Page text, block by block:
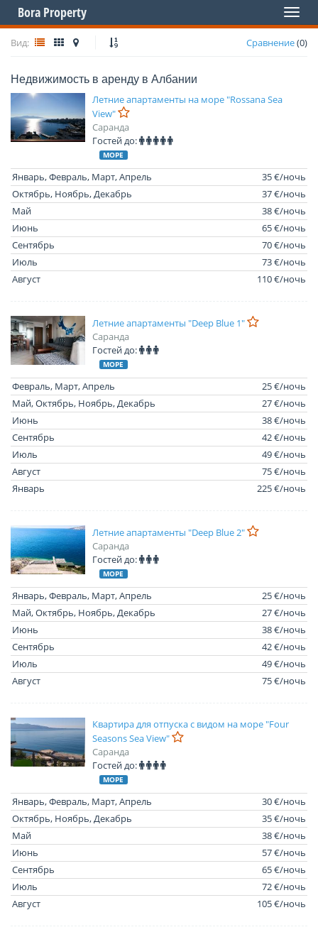
Toggle
Bora Property
Вид: Сравнение(0)
Недвижимость в аренду в Албании
Летние апартаменты на море "Rossana Sea
View"
Саранда
Гостей до:
МОРЕ
Январь, Февраль, Март, Апрель
35 €/ночь
Октябрь, Ноябрь, Декабрь
37 €/ночь
Май
38 €/ночь
Июнь
65 €/ночь
Сентябрь
70 €/ночь
Июль
73 €/ночь
Август
110 €/ночь
Летние апартаменты "Deep Blue 1"
Саранда
Гостей до:
МОРЕ
Февраль, Март, Апрель
25 €/ночь
Май, Октябрь, Ноябрь, Декабрь
27 €/ночь
Июнь
38 €/ночь
Сентябрь
42 €/ночь
Июль
49 €/ночь
Август
75 €/ночь
Январь
225 €/ночь
Летние апартаменты "Deep Blue 2"
Саранда
Гостей до:
МОРЕ
Январь, Февраль, Март, Апрель
25 €/ночь
Май, Октябрь, Ноябрь, Декабрь
27 €/ночь
Июнь
38 €/ночь
Сентябрь
42 €/ночь
Июль
49 €/ночь
Август
75 €/ночь
Квартира для отпуска с видом на море "Four
Seasons Sea View"
Саранда
Гостей до:
МОРЕ
Январь, Февраль, Март, Апрель
30 €/ночь
Октябрь, Ноябрь, Декабрь
35 €/ночь
Май
38 €/ночь
Июнь
57 €/ночь
Сентябрь
65 €/ночь
Июль
72 €/ночь
Август
105 €/ночь